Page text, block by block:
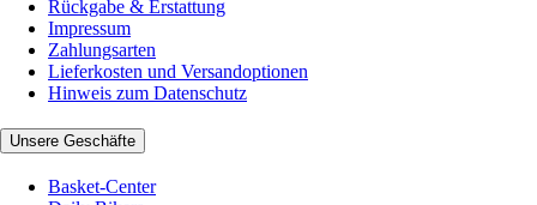
Rückgabe & Erstattung
Impressum
Zahlungsarten
Lieferkosten und Versandoptionen
Hinweis zum Datenschutz
Unsere Geschäfte
Basket-Center